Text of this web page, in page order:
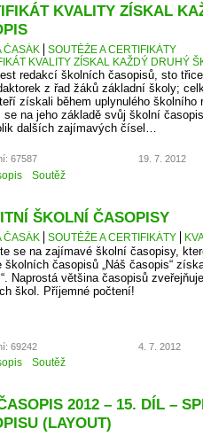
KVALITY ZÍSKAL
ČASÁK
SOUTĚŽE A CERTIFIKÁTY
KVALITY ZÍSKAL KAŽDÝ DRUHÝ
redakcí školních časopisů, sto
z řad žáků základní školy;
získali během uplynulého školního
se na jeho základě svůj školní
dalších zajímavých čísel…
67587 19. 7. 2012
Soutěž
ŠKOLNÍ ČASOPISY
ČASÁK SOUTĚŽE A CERTIFIKÁTY
se na zajímavé školní časopisy,
školních časopisů „Náš časopis“
Naprostá většina časopisů
škol. Příjemné počtení!
69242 4. 7. 2012
Soutěž
2012 – 15. DÍL –
(LAYOUT)